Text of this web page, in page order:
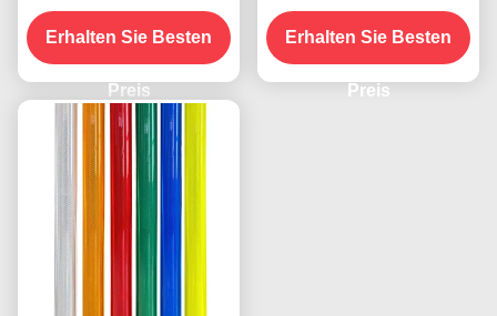
Reflexionsbleche in
Diamantqualität mit
druckempfindlichem
Klebstoff für
Straßenschilder
Erhalten Sie Besten
Preis
mit hoher Reflektivität und
Mikroprismatischer
Struktur für die
Verkehrssicherheit
Erhalten Sie Besten
Preis